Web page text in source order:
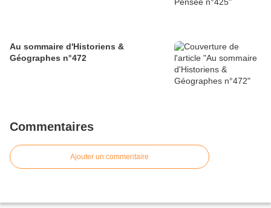
Au sommaire d'Historiens &
Géographes n°472
Commentaires
Ajouter un commentaire